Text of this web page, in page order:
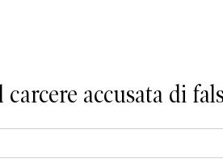
carcere accusata di